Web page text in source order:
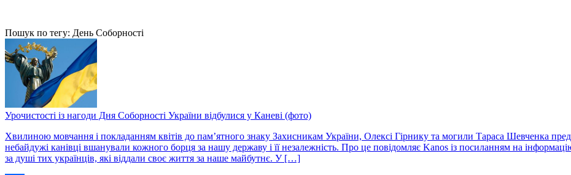
Пошук по тегу: День Соборності
Урочистості із нагоди Дня Соборності України відбулися у Каневі (фото)
Хвилиною мовчання і покладанням квітів до пам’ятного знаку Захисникам України, Олексі Гірнику та могили Тараса Шевченка
небайдужі канівці вшанували кожного борця за нашу державу і її незалежність. Про це повідомляє Kanos із посиланням на
за душі тих українців, які віддали своє життя за наше майбутнє. У […]